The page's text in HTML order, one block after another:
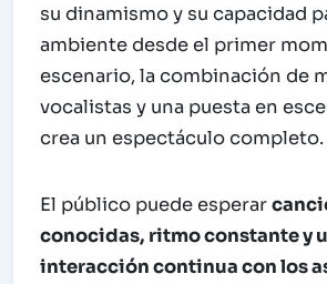
su dinamismo y su capacidad
ambiente desde el primer
escenario, la combinación de
vocalistas y una puesta en
crea un espectáculo completo.
El público puede esperar
conocidas, ritmo constante y
interacción continua con los